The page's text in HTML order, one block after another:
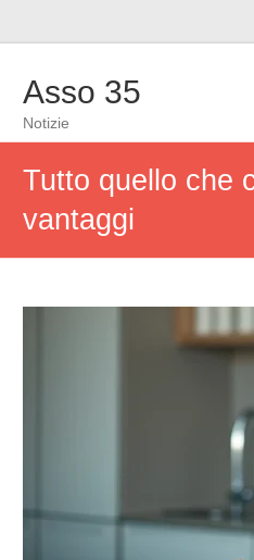
Asso 35
Notizie
Tutto quello che
vantaggi